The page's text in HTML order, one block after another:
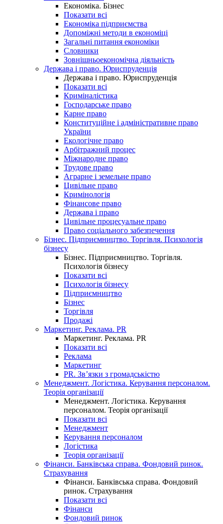
Економіка. Бізнес
Показати всі
Економіка підприємства
Допоміжні методи в економіці
Загальні питання економіки
Словники
Зовнішньоекономічна діяльність
Держава і право. Юриспруденція
Держава і право. Юриспруденція
Показати всі
Криміналістика
Господарське право
Карне право
Конституційне і адміністративне право
України
Екологічне право
Арбітражний процес
Міжнародне право
Трудове право
Аграрне і земельне право
Цивільне право
Кримінологія
Фінансове право
Держава і право
Цивільне процесуальне право
Право соціального забезпечення
Бізнес. Підприємництво. Торгівля. Психологія
бізнесу
Бізнес. Підприємництво. Торгівля.
Психологія бізнесу
Показати всі
Психологія бізнесу
Підприємництво
Бізнес
Торгівля
Продажі
Маркетинг. Реклама. PR
Маркетинг. Реклама. PR
Показати всі
Реклама
Маркетинг
PR. Зв’язки з громадськістю
Менеджмент. Логістика. Керування персоналом.
Теорія організації
Менеджмент. Логістика. Керування
персоналом. Теорія організації
Показати всі
Менеджмент
Керування персоналом
Логістика
Теорія організації
Фінанси. Банківська справа. Фондовий ринок.
Страхування
Фінанси. Банківська справа. Фондовий
ринок. Страхування
Показати всі
Фінанси
Фондовий ринок